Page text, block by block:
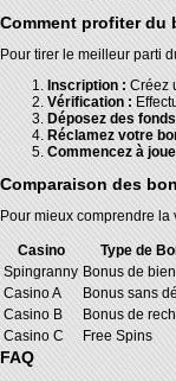
Comment profiter du
Pour tirer le meilleur parti
Inscription : Créez
Vérification :
Déposez des
Réclamez votre
Commencez à
Comparaison des
Pour mieux comprendre la
Casino Type de
Spingranny Bonus de
Casino A
Bonus sans
Casino B
Bonus de
Casino C
Free Spins
FAQ